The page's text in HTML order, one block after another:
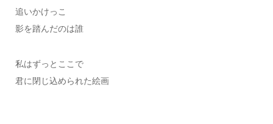
追いかけっこ
影を踏んだのは誰
私はずっとここで
君に閉じ込められた絵画